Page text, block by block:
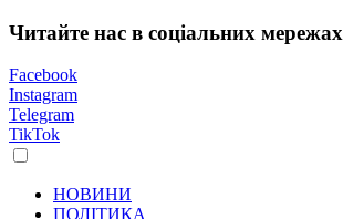
Читайте нас в соціальних мережах
Facebook
Instagram
Telegram
TikTok
НОВИНИ
ПОЛІТИКА